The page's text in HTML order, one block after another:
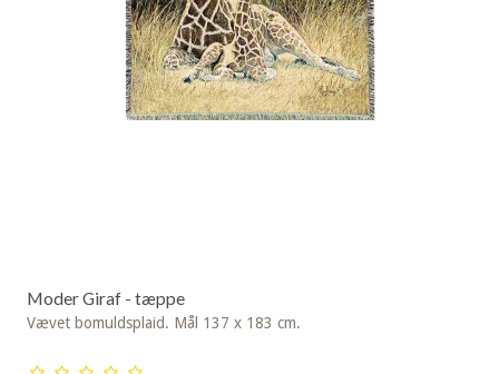
Moder Giraf - tæppe
Vævet bomuldsplaid. Mål 137 x 183 cm.